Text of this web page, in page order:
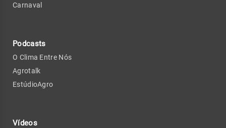
Carnaval
Podcasts
O Clima Entre Nós
Agrotalk
EstúdioAgro
Vídeos